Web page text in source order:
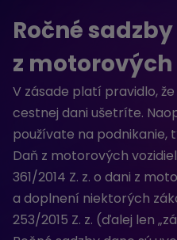
Ročné
z
V zásade platí pravidlo,
cestnej dani ušetríte.
používate na podnikanie,
Daň z motorových
361/2014 Z. z. o dani z
a doplnení niektorých
253/2015 Z. z. (ďalej len